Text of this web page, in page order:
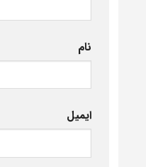
نام
ایمیل